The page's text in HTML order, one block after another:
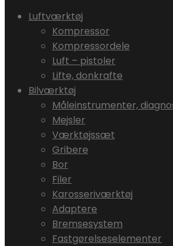
Luftværktøj
Kompressor
Kompressordele
Luft – pistoler
Lifte, donkrafte
Bilværktøj
Måleinstrumenter,
Mejsler
Værktøjssæt
Gribere
Bor
Filer
Karosseriværktøj
Adaptere
Bremsesystem
Fastgørelseselementer